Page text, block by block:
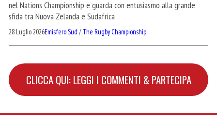
nel Nations Championship e guarda con entusiasmo alla grande
sfida tra Nuova Zelanda e Sudafrica
28 Luglio 2026Emisfero Sud /The Rugby Championship
CLICCA QUI: LEGGI I COMMENTI & PARTECIPA